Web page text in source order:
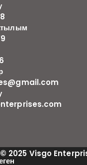
© 2025 Visgo